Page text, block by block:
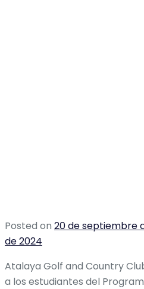
Posted on 20 de septiembre
de 2024
Atalaya Golf and Country
a los estudiantes del